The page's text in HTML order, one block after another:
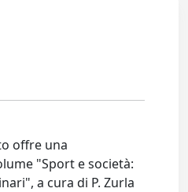
offre una
"Sport e società:
a cura di P. Zurla